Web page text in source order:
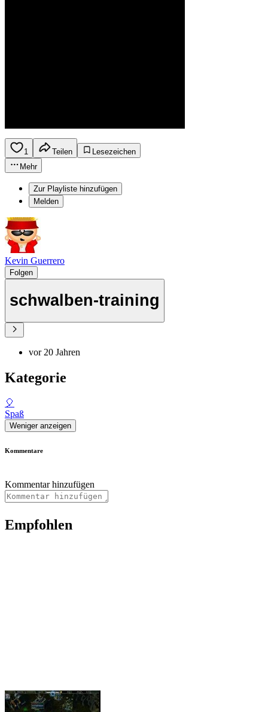
1 Teilen
Lesezeichen
Mehr
Zur Playliste hinzufügen
Melden
Kevin Guerrero
Folgen
schwalben-training
vor 20 Jahren
Kategorie
🎈
Spaß
Weniger anzeigen
Kommentare
Kommentar hinzufügen
Empfohlen